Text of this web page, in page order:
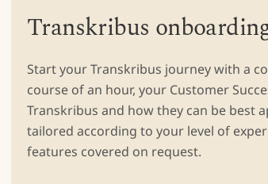
Transkribus
Start your Transkribus journey with a
course of an hour, your Customer
Transkribus and how they can be best
tailored according to your level of
features covered on request.